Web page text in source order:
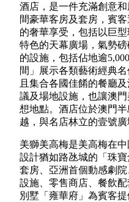
酒店，是一件充滿創意
間豪華客房及套房，賓
的奢華享受，包括以巨
特色的天幕廣場，氣勢
的設施，包括佔地逾
間」展示各類藝術經典
且集合各國佳餚的餐廳
議及場地設施，也讓澳
想地點。酒店位於澳門
越，與名店林立的壹號廣
美獅美高梅是美高梅在
設計猶如路氹城的「珠
套房、亞洲首個動感劇
設施、零售商店、餐飲
別墅「雍華府」為賓客